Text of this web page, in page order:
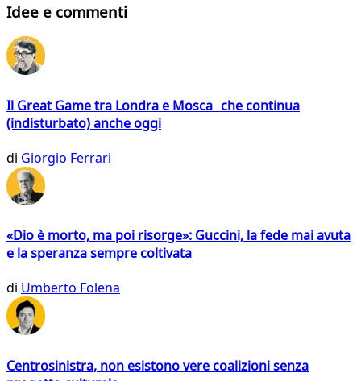
Idee e commenti
Il Great Game tra Londra e Mosca che continua
(indisturbato) anche oggi
di Giorgio Ferrari
«Dio è morto, ma poi risorge»: Guccini, la fede mai avuta
e la speranza sempre coltivata
di Umberto Folena
Centrosinistra, non esistono vere coalizioni senza